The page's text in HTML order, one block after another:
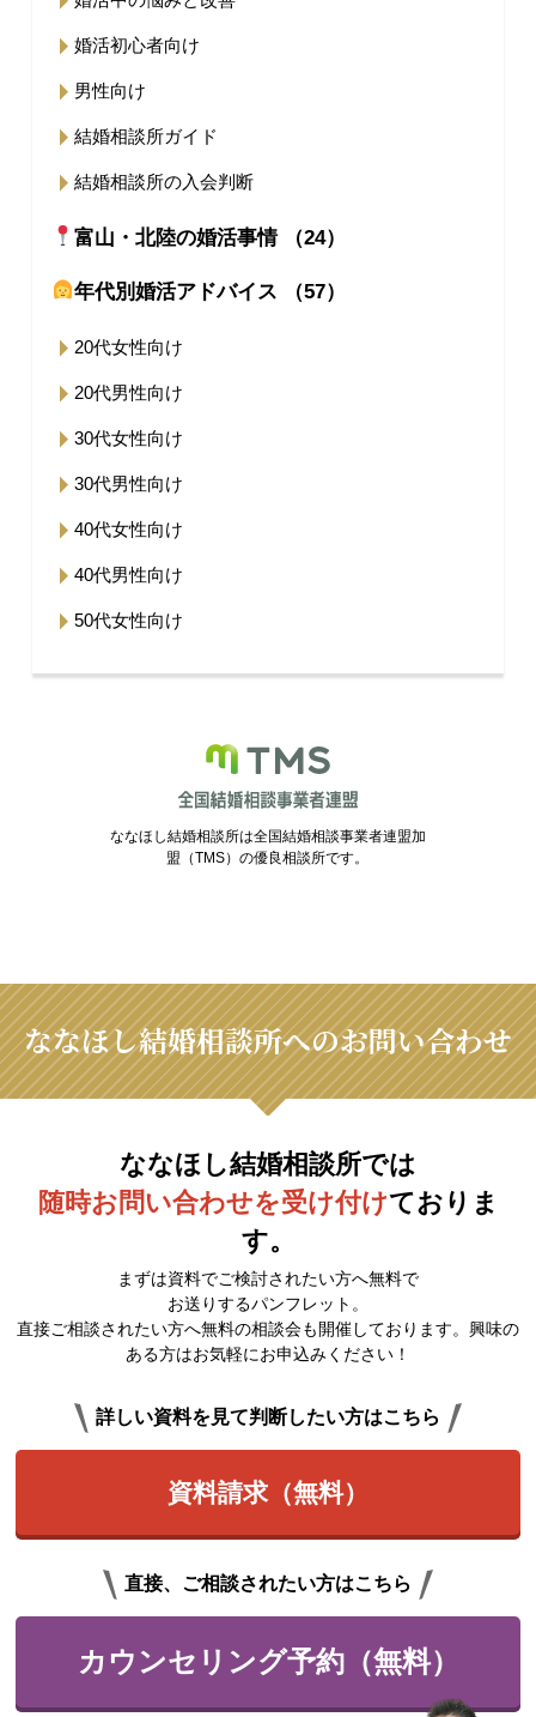
婚活初心者向け
男性向け
結婚相談所ガイド
結婚相談所の入会判断
富山・北陸の婚活事情 （24）
年代別婚活アドバイス （57）
20代女性向け
20代男性向け
30代女性向け
30代男性向け
40代女性向け
40代男性向け
50代女性向け
ななほし結婚相談所は全国結婚相談事業者連盟加
盟（TMS）の優良相談所です。
ななほし結婚相談所へのお問い合わせ
ななほし結婚相談所では
随時お問い合わせを受け付けておりま
す。
まずは資料でご検討されたい方へ無料で
お送りするパンフレット。
直接ご相談されたい方へ無料の相談会も開催しております。興味の
ある方はお気軽にお申込みください！
詳しい資料を見て判断したい方はこちら
資料請求（無料）
直接、ご相談されたい方はこちら
カウンセリング予約（無料）